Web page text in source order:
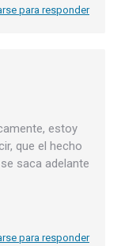
para responder
estoy
que el hecho
saca adelante
para responder